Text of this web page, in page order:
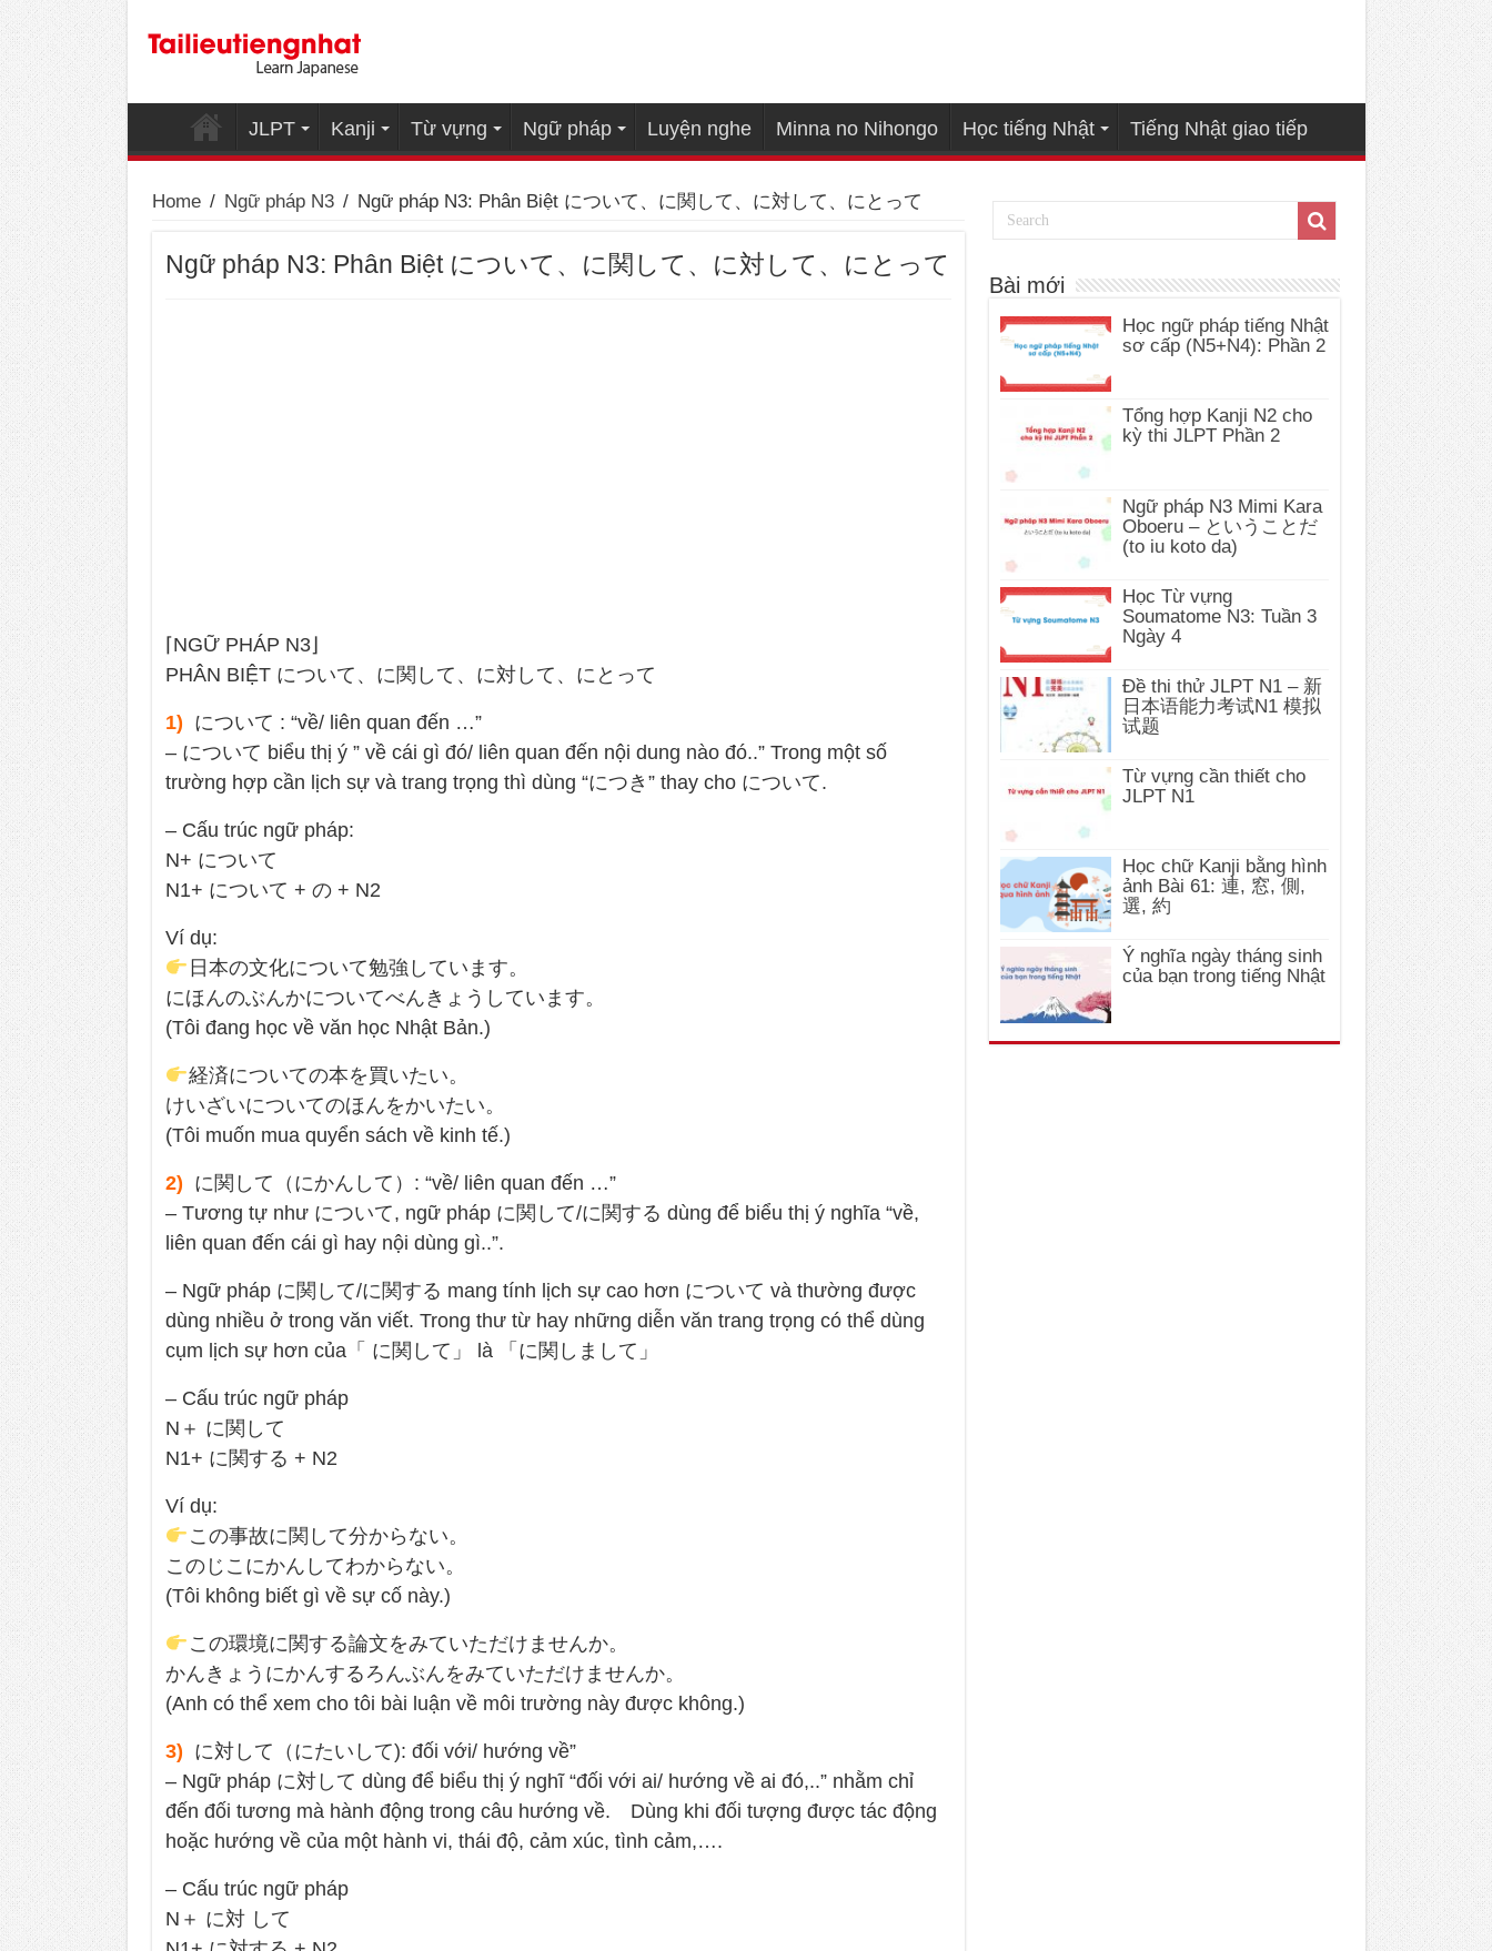
JLPT Kanji Từ vựng Ngữ pháp Luyện nghe Minna no Nihongo Học tiếng Nhật Tiếng Nhật giao tiếp
Home / Ngữ pháp N3 / Ngữ pháp N3: Phân Biệt について、に関して、に対して、にとって
Ngữ pháp N3: Phân Biệt について、に関して、に対して、にとって
⌈NGỮ PHÁP N3⌋
PHÂN BIỆT について、に関して、に対して、にとって
1) について : “về/ liên quan đến …”
– について biểu thị ý ” về cái gì đó/ liên quan đến nội dung nào đó..” Trong một số
trường hợp cần lịch sự và trang trọng thì dùng “につき” thay cho について.
– Cấu trúc ngữ pháp:
N+ について
N1+ について + の + N2
Ví dụ:
日本の文化について勉強しています。
にほんのぶんかについてべんきょうしています。
(Tôi đang học về văn học Nhật Bản.)
経済についての本を買いたい。
けいざいについてのほんをかいたい。
(Tôi muốn mua quyển sách về kinh tế.)
2) に関して（にかんして）: “về/ liên quan đến …”
– Tương tự như について, ngữ pháp に関して/に関する dùng để biểu thị ý nghĩa “về,
liên quan đến cái gì hay nội dùng gì..”.
– Ngữ pháp に関して/に関する mang tính lịch sự cao hơn について và thường được
dùng nhiều ở trong văn viết. Trong thư từ hay những diễn văn trang trọng có thể dùng
cụm lịch sự hơn của「 に関して」 là 「に関しまして」
– Cấu trúc ngữ pháp
N＋ に関して
N1+ に関する + N2
Ví dụ:
この事故に関して分からない。
このじこにかんしてわからない。
(Tôi không biết gì về sự cố này.)
この環境に関する論文をみていただけませんか。
かんきょうにかんするろんぶんをみていただけませんか。
(Anh có thể xem cho tôi bài luận về môi trường này được không.)
3) に対して（にたいして): đối với/ hướng về”
– Ngữ pháp に対して dùng để biểu thị ý nghĩ “đối với ai/ hướng về ai đó,..” nhằm chỉ
đến đối tương mà hành động trong câu hướng về. Dùng khi đối tượng được tác động
hoặc hướng về của một hành vi, thái độ, cảm xúc, tình cảm,….
– Cấu trúc ngữ pháp
N＋ に対 して
Bài mới
Học ngữ pháp tiếng Nhật
sơ cấp (N5+N4): Phần 2
Tổng hợp Kanji N2 cho
kỳ thi JLPT Phần 2
Ngữ pháp N3 Mimi Kara
Oboeru – ということだ
(to iu koto da)
Học Từ vựng
Soumatome N3: Tuần 3
Ngày 4
Đề thi thử JLPT N1 – 新
日本语能力考试N1 模拟
试题
Từ vựng cần thiết cho
JLPT N1
Học chữ Kanji bằng hình
ảnh Bài 61: 連, 窓, 側,
選, 約
Ý nghĩa ngày tháng sinh
của bạn trong tiếng Nhật